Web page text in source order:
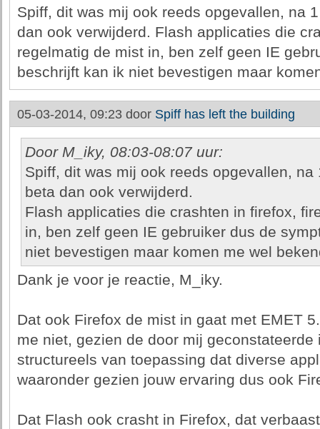
Spiff, dit was mij ook reeds opgevallen, na
dan ook verwijderd. Flash applicaties die
regelmatig de mist in, ben zelf geen IE
beschrijft kan ik niet bevestigen maar
05-03-2014, 09:23 door Spiff has left the building
Door M_iky, 08:03-08:07 uur:
Spiff, dit was mij ook reeds opgevallen,
beta dan ook verwijderd.
Flash applicaties die crashten in firefox,
in, ben zelf geen IE gebruiker dus de
niet bevestigen maar komen me wel
Dank je voor je reactie, M_iky.
Dat ook Firefox de mist in gaat met EMET
me niet, gezien de door mij
structureels van toepassing dat diverse
waaronder gezien jouw ervaring dus ook
Dat Flash ook crasht in Firefox, dat